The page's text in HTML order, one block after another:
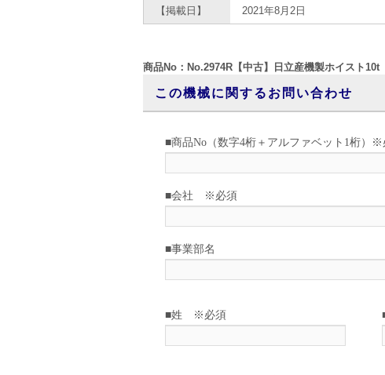
【掲載日】 2021年8月2日
商品No：No.2974R【中古】日立産機製ホイスト10t
この機械に関するお問い合わせ